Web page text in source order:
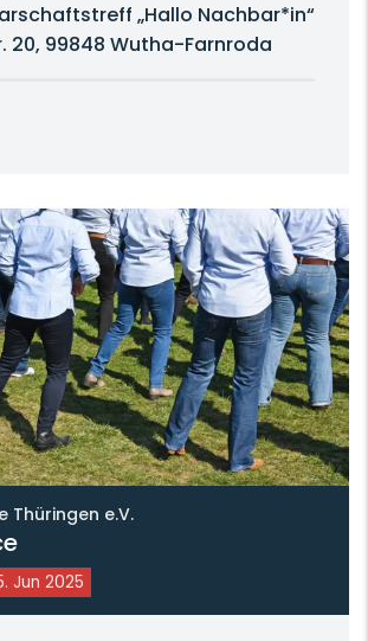
„Hallo Nachbar*in“
20, 99848 Wutha-Farnroda
Thüringen e.V.
Jun 2025